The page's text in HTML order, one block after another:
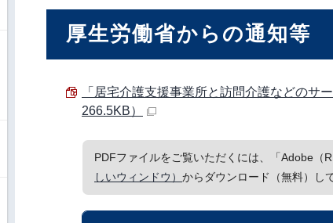
厚生労働省からの通知等
「居宅介護支援事業所と訪問介護などのサ
266.5KB）
PDFファイルをご覧いただくには、「Adobe（
しいウィンドウ） からダウンロード（無料）し